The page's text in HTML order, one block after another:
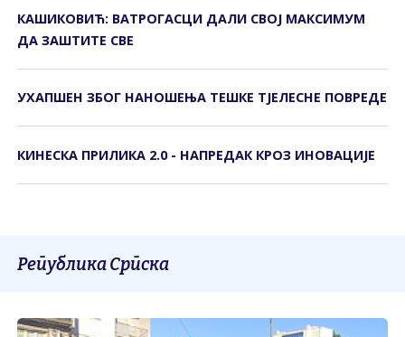
КАШИКОВИЋ: ВАТРОГАСЦИ ДАЛИ СВОЈ МАКСИМУМ
ДА ЗАШТИТЕ СВЕ
УХАПШЕН ЗБОГ НАНОШЕЊА ТЕШКЕ ТЈЕЛЕСНЕ ПОВРЕДЕ
КИНЕСКА ПРИЛИКА 2.0 - НАПРЕДАК КРОЗ ИНОВАЦИЈЕ
Република Српска